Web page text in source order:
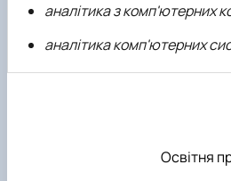
аналітика з комп'ютерних
аналітика комп'ютерних
Освітня